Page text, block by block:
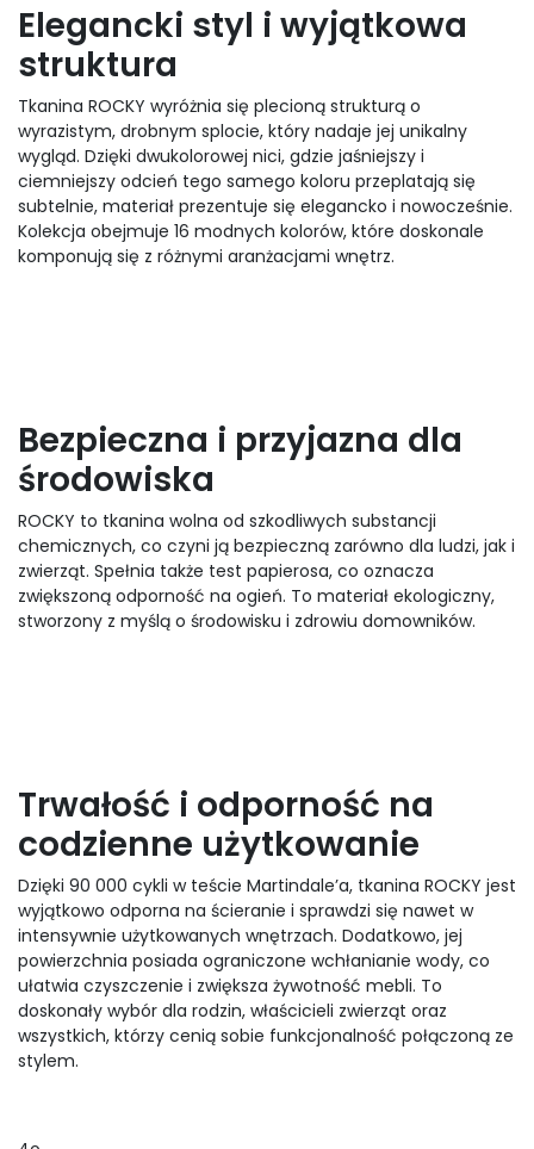
Elegancki styl i wyjątkowa
struktura
Tkanina ROCKY wyróżnia się plecioną strukturą o
wyrazistym, drobnym splocie, który nadaje jej unikalny
wygląd. Dzięki dwukolorowej nici, gdzie jaśniejszy i
ciemniejszy odcień tego samego koloru przeplatają się
subtelnie, materiał prezentuje się elegancko i nowocześnie.
Kolekcja obejmuje 16 modnych kolorów, które doskonale
komponują się z różnymi aranżacjami wnętrz.
Bezpieczna i przyjazna dla
środowiska
ROCKY to tkanina wolna od szkodliwych substancji
chemicznych, co czyni ją bezpieczną zarówno dla ludzi, jak i
zwierząt. Spełnia także test papierosa, co oznacza
zwiększoną odporność na ogień. To materiał ekologiczny,
stworzony z myślą o środowisku i zdrowiu domowników.
Trwałość i odporność na
codzienne użytkowanie
Dzięki 90 000 cykli w teście Martindale’a, tkanina ROCKY jest
wyjątkowo odporna na ścieranie i sprawdzi się nawet w
intensywnie użytkowanych wnętrzach. Dodatkowo, jej
powierzchnia posiada ograniczone wchłanianie wody, co
ułatwia czyszczenie i zwiększa żywotność mebli. To
doskonały wybór dla rodzin, właścicieli zwierząt oraz
wszystkich, którzy cenią sobie funkcjonalność połączoną ze
stylem.